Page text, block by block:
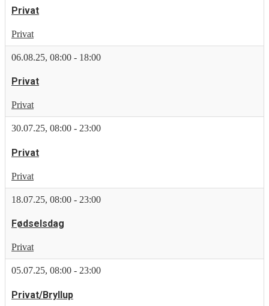
Privat
Privat
06.08.25, 08:00 - 18:00
Privat
Privat
30.07.25, 08:00 - 23:00
Privat
Privat
18.07.25, 08:00 - 23:00
Fødselsdag
Privat
05.07.25, 08:00 - 23:00
Privat/Bryllup